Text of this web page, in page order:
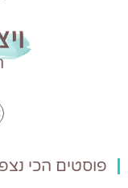
פוסטים הכי